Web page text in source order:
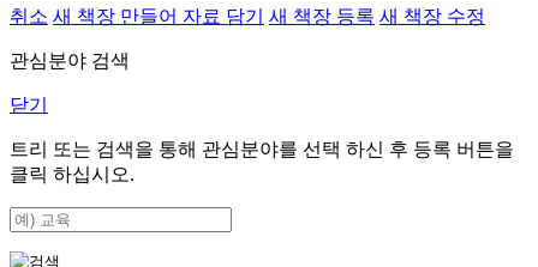
취소 새 책장 만들어 자료 담기 새 책장 등록 새 책장 수정
관심분야 검색
닫기
트리 또는 검색을 통해 관심분야를 선택 하신 후 등록 버튼을
클릭 하십시오.